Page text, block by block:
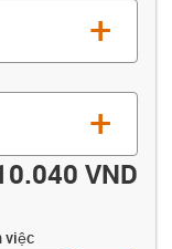
+
+
VND
việc